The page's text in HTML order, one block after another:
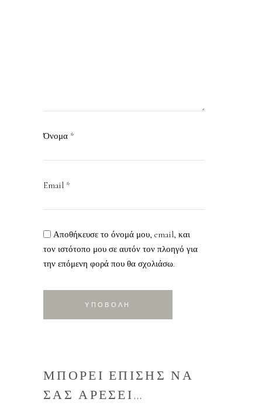
Όνομα *
Email *
Αποθήκευσε το όνομά μου, email, και
τον ιστότοπο μου σε αυτόν τον πλοηγό για
την επόμενη φορά που θα σχολιάσω.
ΜΠΟΡΕΙ ΕΠΙΣΗΣ ΝΑ
ΣΑΣ ΑΡΕΣΕΙ…